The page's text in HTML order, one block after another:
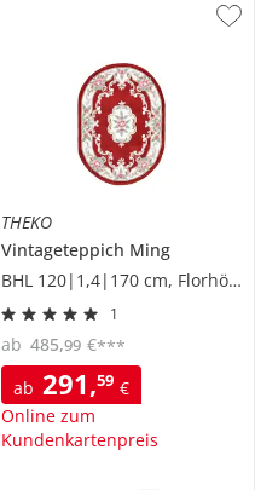
THEKO
Vintageteppich Ming
BHL 120|1,4|170 cm, Florhöhe 1 cm
1
ab 291,59 €
Online zum
Kundenkartenpreis
ab 485,99 €***